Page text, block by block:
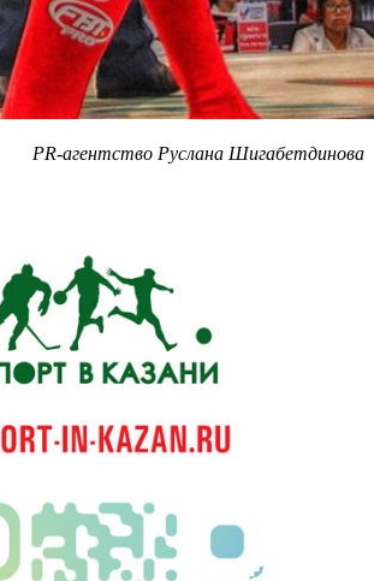
PR-агентство Руслана Шигабетдинова